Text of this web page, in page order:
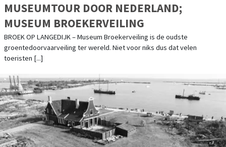
MUSEUMTOUR DOOR NEDERLAND;
MUSEUM BROEKERVEILING
BROEK OP LANGEDIJK – Museum Broekerveiling is de oudste
groentedoorvaarveiling ter wereld. Niet voor niks dus dat velen
toeristen [...]